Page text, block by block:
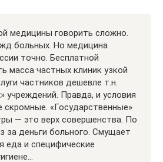
медицины говорить сложно.
больных. Но медицина
точно. Бесплатной
масса частных клиник узкой
частников дешевле т.н.
учреждений. Правда, и условия
скромные. «Государственные»
— это верх совершенства. По
за деньги больного. Смущает
еда и специфические